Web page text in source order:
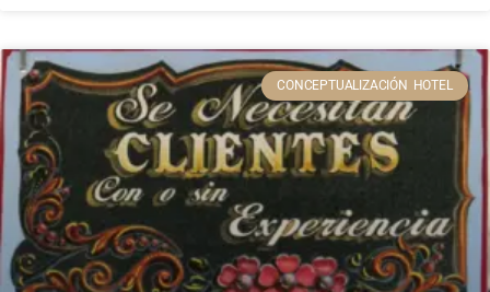
CONCEPTUALIZACIÓN HOTEL